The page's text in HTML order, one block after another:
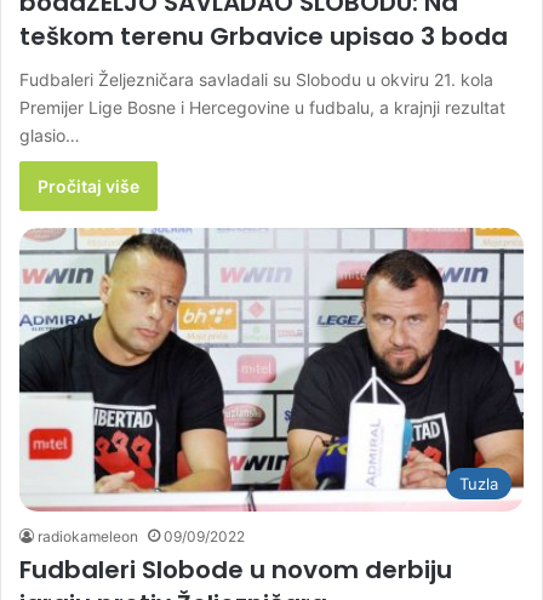
teškom terenu Grbavice upisao 3 boda
Fudbaleri Željezničara savladali su Slobodu u okviru 21. kola
Premijer Lige Bosne i Hercegovine u fudbalu, a krajnji rezultat
glasio…
Pročitaj više
Tuzla
radiokameleon 09/09/2022
Fudbaleri Slobode u novom derbiju